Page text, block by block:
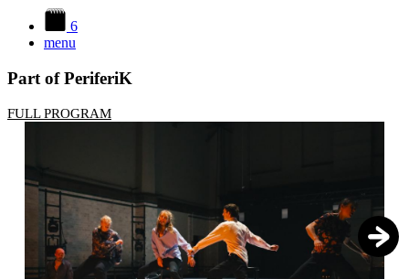
6
menu
Part of PeriferiK
FULL PROGRAM